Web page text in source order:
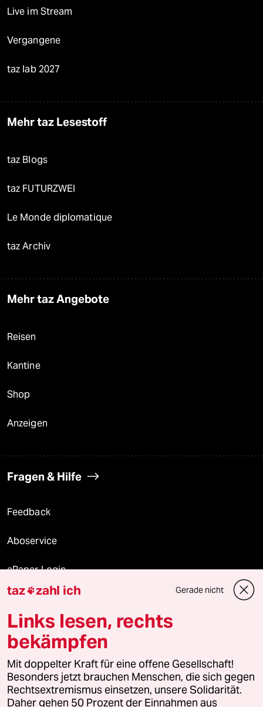
Live im Stream
Vergangene
taz lab 2027
Mehr taz Lesestoff
taz Blogs
taz FUTURZWEI
Le Monde diplomatique
taz Archiv
Mehr taz Angebote
Reisen
Kantine
Shop
Anzeigen
Fragen & Hilfe
Feedback
Aboservice
ePaper Login
Downloads für Abonnierende
© 2026 taz Verlags und Vertriebs GmbH
Alle Rechte vorbehalten. Bei rechtlichen Fragen oder für Genehmigungen
wenden Sie sich bitte an
lizenzen@taz.de
taz zahl ich Gerade nicht
Links lesen, rechts
bekämpfen
Mit doppelter Kraft für eine offene Gesellschaft!
Besonders jetzt brauchen Menschen, die sich gegen
Rechtsextremismus einsetzen, unsere Solidarität.
Daher gehen 50 Prozent der Einnahmen aus